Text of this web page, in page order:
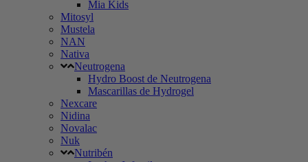
Mia Kids
Mitosyl
Mustela
NAN
Nativa
Neutrogena
Hydro Boost de Neutrogena
Mascarillas de Hydrogel
Nexcare
Nidina
Novalac
Nuk
Nutribén